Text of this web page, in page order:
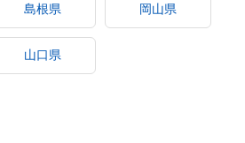
島根県 岡山県
山口県